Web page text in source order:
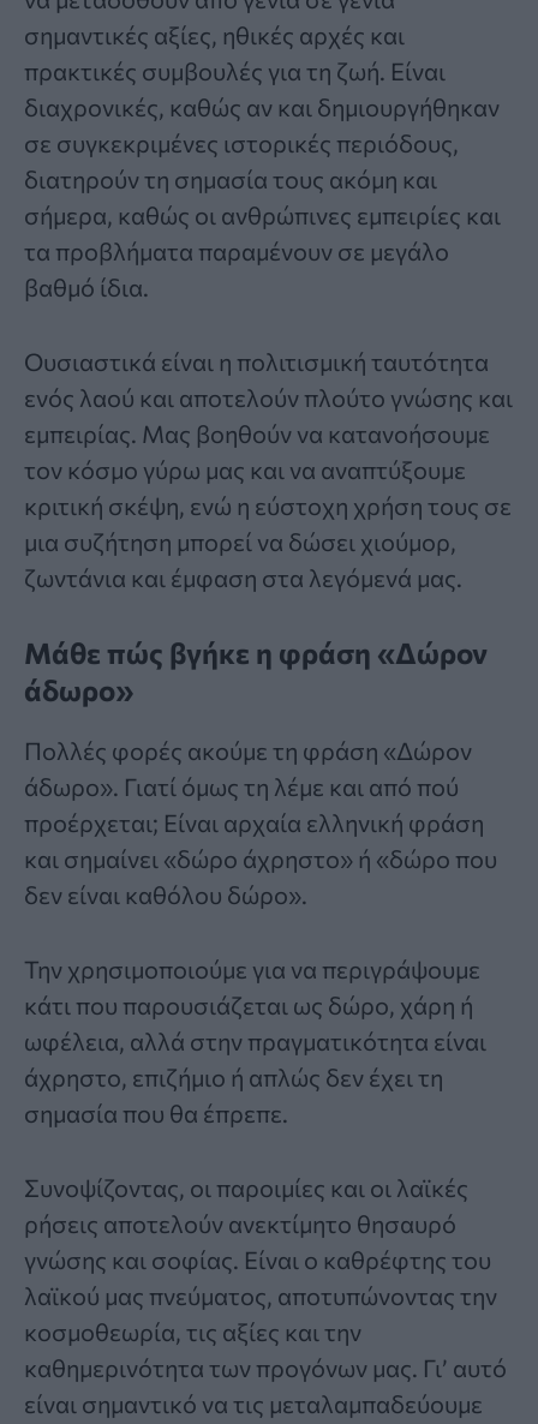
σημαντικές αξίες, ηθικές αρχές και
πρακτικές συμβουλές για τη ζωή. Είναι
διαχρονικές, καθώς αν και δημιουργήθηκαν
σε συγκεκριμένες ιστορικές περιόδους,
διατηρούν τη σημασία τους ακόμη και
σήμερα, καθώς οι ανθρώπινες εμπειρίες και
τα προβλήματα παραμένουν σε μεγάλο
βαθμό ίδια.
Ουσιαστικά είναι η πολιτισμική ταυτότητα
ενός λαού και αποτελούν πλούτο γνώσης και
εμπειρίας. Μας βοηθούν να κατανοήσουμε
τον κόσμο γύρω μας και να αναπτύξουμε
κριτική σκέψη, ενώ η εύστοχη χρήση τους σε
μια συζήτηση μπορεί να δώσει χιούμορ,
ζωντάνια και έμφαση στα λεγόμενά μας.
Μάθε πώς βγήκε η φράση «Δώρον
άδωρο»
Πολλές φορές ακούμε τη φράση «Δώρον
άδωρο». Γιατί όμως τη λέμε και από πού
προέρχεται; Είναι αρχαία ελληνική φράση
και σημαίνει «δώρο άχρηστο» ή «δώρο που
δεν είναι καθόλου δώρο».
Την χρησιμοποιούμε για να περιγράψουμε
κάτι που παρουσιάζεται ως δώρο, χάρη ή
ωφέλεια, αλλά στην πραγματικότητα είναι
άχρηστο, επιζήμιο ή απλώς δεν έχει τη
σημασία που θα έπρεπε.
Συνοψίζοντας, οι παροιμίες και οι λαϊκές
ρήσεις αποτελούν ανεκτίμητο θησαυρό
γνώσης και σοφίας. Είναι ο καθρέφτης του
λαϊκού μας πνεύματος, αποτυπώνοντας την
κοσμοθεωρία, τις αξίες και την
καθημερινότητα των προγόνων μας. Γι’ αυτό
είναι σημαντικό να τις μεταλαμπαδεύουμε